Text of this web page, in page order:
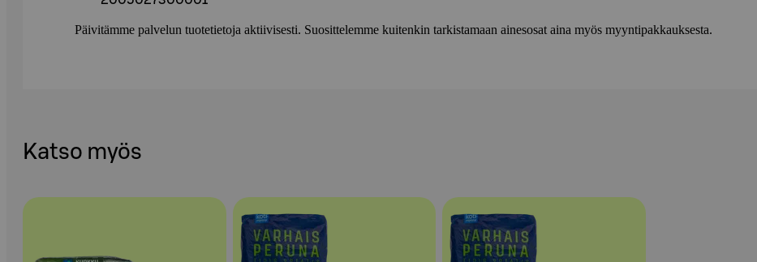
Päivitämme palvelun tuotetietoja aktiivisesti. Suosittelemme kuitenkin tarkistamaan ainesosat aina myös myyntipakkauksesta.
Katso myös